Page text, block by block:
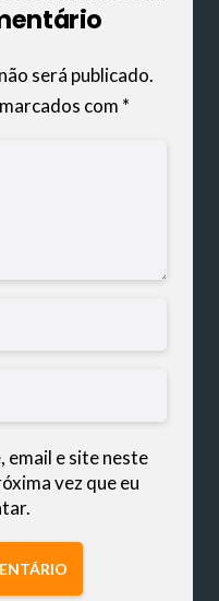
será publicado.
com *
email e site neste
vez que eu